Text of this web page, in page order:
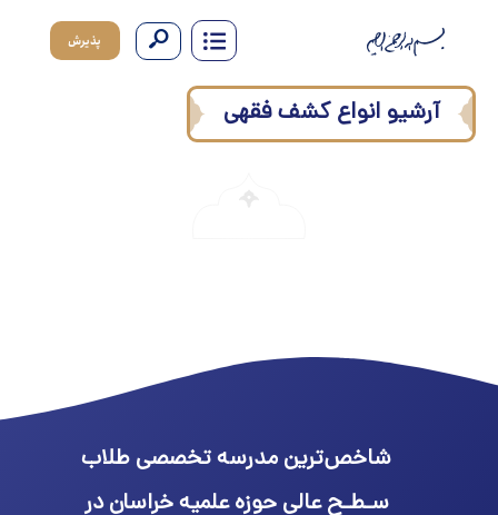
آرشیو انواع کشف فقهی
شاخص‌ترین مدرسه تخصصی طلاب
سـطـح عالی حوزه علمیه خراسان در